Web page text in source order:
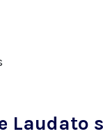
Laudato